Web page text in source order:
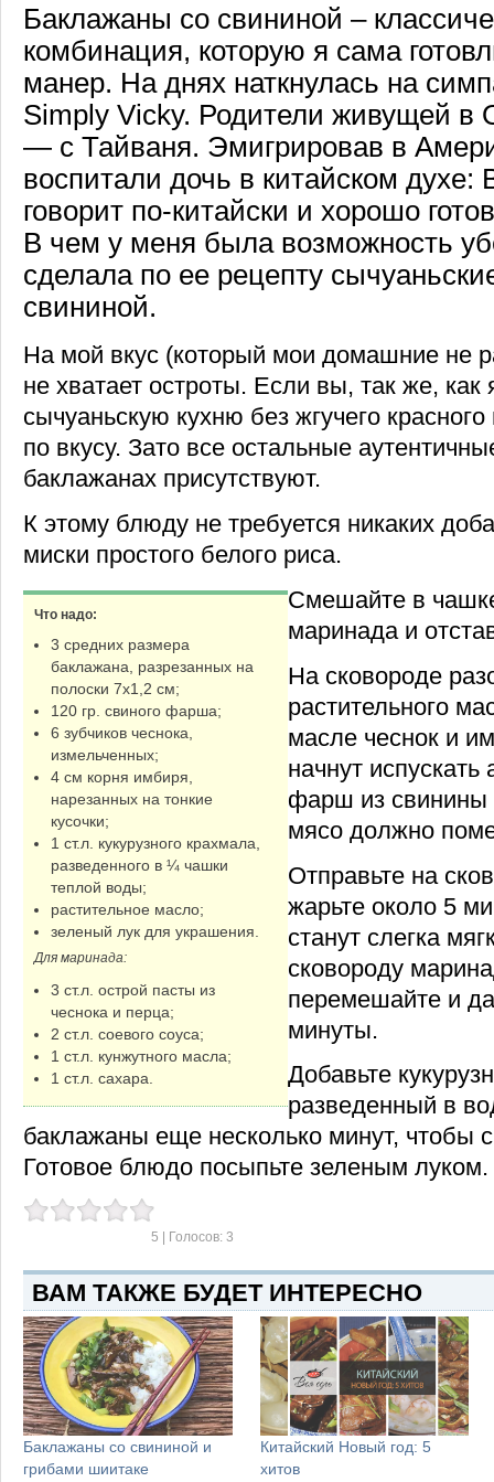
Баклажаны со свининой –
комбинация, которую я сама
манер. На днях наткнулась на
Simply Vicky. Родители живущей в
— с Тайваня. Эмигрировав в
воспитали дочь в китайском духе:
говорит по-китайски и хорошо
В чем у меня была возможность
сделала по ее рецепту
свининой.
На мой вкус (который мои домашние не
не хватает остроты. Если вы, так же, как
сычуаньскую кухню без жгучего
по вкусу. Зато все остальные
баклажанах присутствуют.
К этому блюду не требуется никаких
миски простого белого риса.
Что надо:
3 средних размера
баклажана, разрезанных на
полоски 7х1,2 см;
120 гр. свиного фарша;
6 зубчиков чеснока,
измельченных;
4 см корня имбиря,
нарезанных на тонкие
кусочки;
1 ст.л. кукурузного крахмала,
разведенного в ¼ чашки
теплой воды;
растительное масло;
зеленый лук для украшения.
Для маринада:
3 ст.л. острой пасты из
чеснока и перца;
2 ст.л. соевого соуса;
1 ст.л. кунжутного масла;
1 ст.л. сахара.
Смешайте в
маринада и
На сковороде
растительного
масле чеснок и
начнут
фарш из свинины
мясо должно
Отправьте на
жарьте около 5
станут слегка
сковороду
перемешайте и
минуты.
Добавьте
разведенный в
баклажаны еще несколько минут, чтобы
Готовое блюдо посыпьте зеленым луком.
5 | Голосов: 3
ВАМ ТАКЖЕ БУДЕТ ИНТЕРЕСНО
Баклажаны со свининой и
грибами шиитаке
Китайский Новый год: 5
хитов